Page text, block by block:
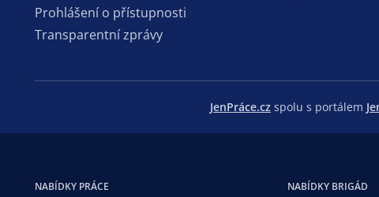
Prohlášení o přístupnosti
Transparentní zprávy
JenPráce.cz spolu s portálem
NABÍDKY PRÁCE
NABÍDKY BRIGÁD